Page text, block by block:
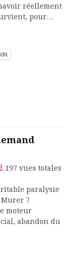
réellement
pour…
197 vues totales
paralysie
Murer 7
moteur
abandon du